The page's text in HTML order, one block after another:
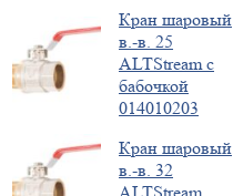
Кран шаровый
в.-в. 25
ALTStream с
бабочкой
014010203
Кран шаровый
в.-в. 32